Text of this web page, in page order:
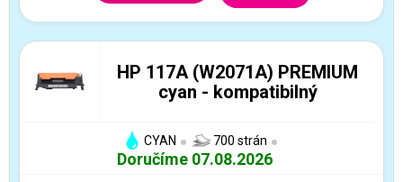
HP 117A (W2071A) PREMIUM
cyan - kompatibilný
CYAN 700 strán
Doručíme 07.08.2026